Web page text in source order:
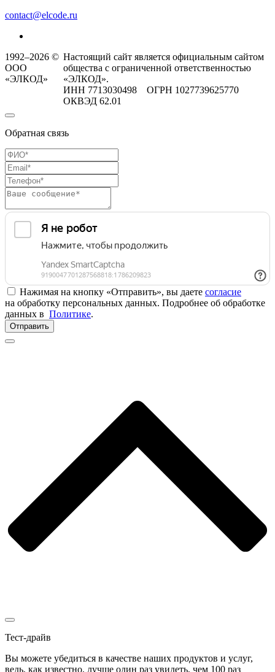
contact@elcode.ru
1992–2026 ©
ООО
«ЭЛКОД»
Настоящий сайт является официальным сайтом
общества с ограниченной ответственностью
«ЭЛКОД».
ИНН 7713030498 ОГРН 1027739625770
ОКВЭД 62.01
Обратная связь
Нажимая на кнопку «Отправить», вы даете согласие
на обработку персональных данных. Подробнее об обработке
данных в Политике.
Отправить
Тест-драйв
Вы можете убедиться в качестве наших продуктов и услуг,
ведь, как известно, лучше один раз увидеть, чем 100 раз